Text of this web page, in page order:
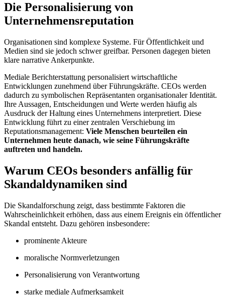
Die Personalisierung von
Unternehmensreputation
Organisationen sind komplexe Systeme. Für Öffentlichkeit und
Medien sind sie jedoch schwer greifbar. Personen dagegen bieten
klare narrative Ankerpunkte.
Mediale Berichterstattung personalisiert wirtschaftliche
Entwicklungen zunehmend über Führungskräfte. CEOs werden
dadurch zu symbolischen Repräsentanten organisationaler Identität.
Ihre Aussagen, Entscheidungen und Werte werden häufig als
Ausdruck der Haltung eines Unternehmens interpretiert. Diese
Entwicklung führt zu einer zentralen Verschiebung im
Reputationsmanagement: Viele Menschen beurteilen ein
Unternehmen heute danach, wie seine Führungskräfte
auftreten und handeln.
Warum CEOs besonders anfällig für
Skandaldynamiken sind
Die Skandalforschung zeigt, dass bestimmte Faktoren die
Wahrscheinlichkeit erhöhen, dass aus einem Ereignis ein öffentlicher
Skandal entsteht. Dazu gehören insbesondere:
prominente Akteure
moralische Normverletzungen
Personalisierung von Verantwortung
starke mediale Aufmerksamkeit